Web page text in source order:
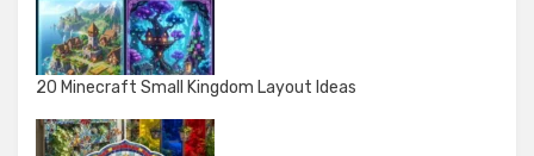
20 Minecraft Small Kingdom Layout Ideas